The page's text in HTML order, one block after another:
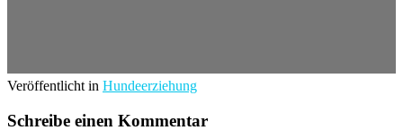
Veröffentlicht in Hundeerziehung
Schreibe einen Kommentar